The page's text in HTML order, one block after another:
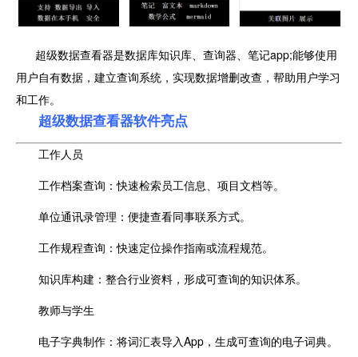
超级数据查看器是数据库知识库、查询器、笔记app;能够使用
用户自有数据，建立查询系统，实现数据增删改查，帮助用户学习
和工作。
超级数据查看器软件亮点
工作人员
工作档案查询：快速检索员工信息、项目文档等。
单位通讯录管理：便捷查看同事联系方式。
工作规程查询：快速定位操作指南或流程规范。
知识库构建：整合行业资料，形成可查询的知识体系。
教师与学生
电子字典制作：将词汇表导入App，生成可查询的电子词典。